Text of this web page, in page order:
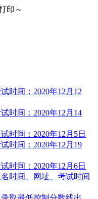
印～
时间：2020年12月12
时间：2020年12月14
时间：2020年12月5日
时间：2020年12月19
时间：2020年12月6日
时间、网址、考试时间